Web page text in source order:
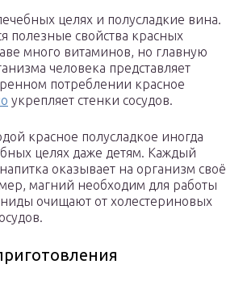
целях и полусладкие вина.
полезные свойства красных
много витаминов, но главную
человека представляет
потреблении красное
укрепляет стенки сосудов.
красное полусладкое иногда
целях даже детям. Каждый
оказывает на организм своё
магний необходим для работы
очищают от холестериновых